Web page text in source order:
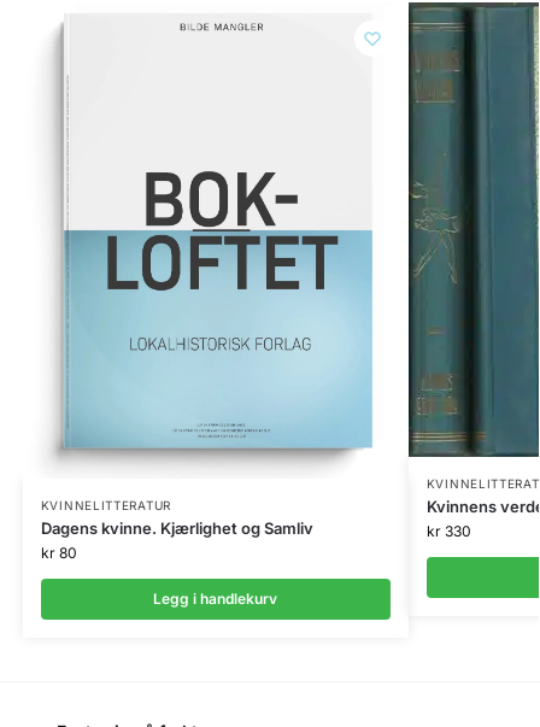
KVINNELITTERATUR
Dagens kvinne. Kjærlighet og Samliv
kr80
Legg i handlekurv
Kvinnens
kr330